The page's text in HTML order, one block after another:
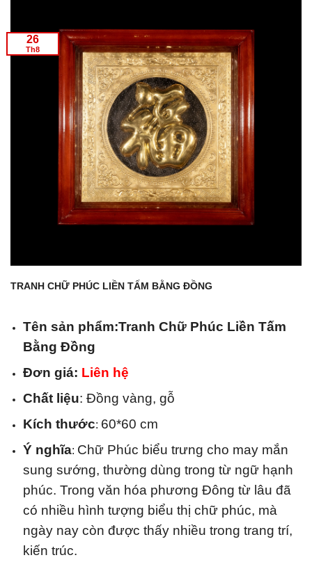
TRANH CHỮ PHÚC LIỀN TẤM BẰNG ĐỒNG
Tên sản phẩm:Tranh Chữ Phúc Liền Tấm
Bằng Đồng
Đơn giá: Liên hệ
Chất liệu: Đồng vàng, gỗ
Kích thước: 60*60 cm
Ý nghĩa: Chữ Phúc biểu trưng cho may mắn
sung sướng, thường dùng trong từ ngữ hạnh
phúc. Trong văn hóa phương Đông từ lâu đã
có nhiều hình tượng biểu thị chữ phúc, mà
ngày nay còn được thấy nhiều trong trang trí,
kiến trúc.
26
Th8